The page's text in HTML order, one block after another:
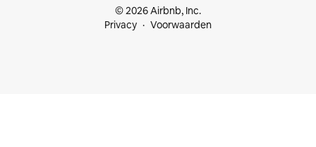
© 2026 Airbnb, Inc.
Privacy
Voorwaarden